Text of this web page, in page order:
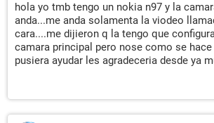
hola yo tmb tengo un nokia n97 y la
anda...me anda solamenta la viodeo
cara....me dijieron q la tengo que
camara principal pero nose como se
pusiera ayudar les agradeceria desde ya